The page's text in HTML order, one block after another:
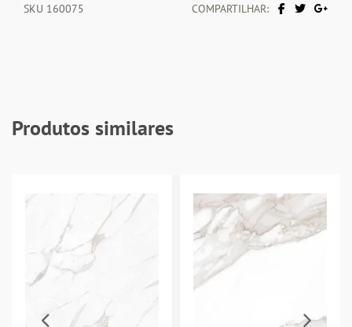
SKU 160075 COMPARTILHAR:
Produtos similares